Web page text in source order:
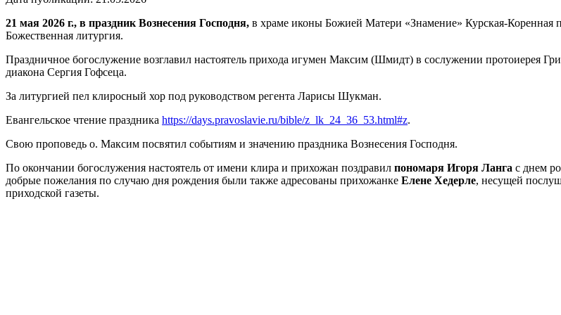
21 мая 2026 г., в праздник Вознесения Господня, в храме иконы Божией Матери «Знамение» Курская-Коренная
Божественная литургия.
Праздничное богослужение возглавил настоятель прихода игумен Максим (Шмидт) в сослужении протоиерея
диакона Сергия Гофсеца.
За литургией пел клиросный хор под руководством регента Ларисы Шукман.
Евангельское чтение праздника https://days.pravoslavie.ru/bible/z_lk_24_36_53.html#z.
Свою проповедь о. Максим посвятил событиям и значению праздника Вознесения Господня.
По окончании богослужения настоятель от имени клира и прихожан поздравил пономаря Игоря Ланга с днем
добрые пожелания по случаю дня рождения были также адресованы прихожанке Елене Хедерле, несущей
приходской газеты.